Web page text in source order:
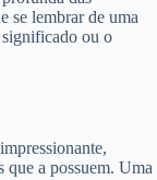
se lembrar de uma
significado ou o
que a possuem. Uma